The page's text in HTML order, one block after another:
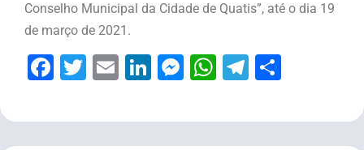
Conselho Municipal da Cidade de Quatis”, até o dia 19
de março de 2021.
Facebook
Twitter
EmailLinkedIn
Messenger
WhatsApp
Telegram